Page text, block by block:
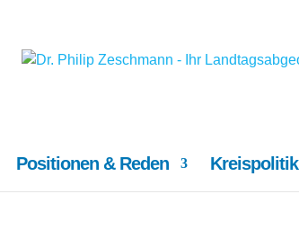
Positionen & Reden Kreispolitik